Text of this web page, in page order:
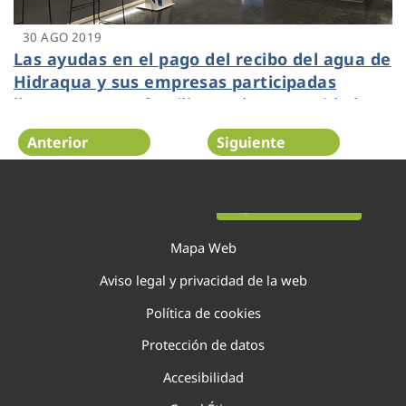
30 AGO 2019
Las ayudas en el pago del recibo del agua de
Hidraqua y sus empresas participadas
llegan a 29.500 familias en la Comunidad
Valenciana
Anterior Siguiente
Mapa Web
Aviso legal y privacidad de la web
Política de cookies
Protección de datos
Accesibilidad